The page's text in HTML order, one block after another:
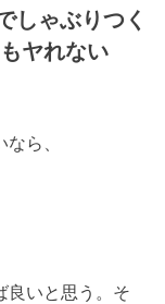
しゃぶりつく
ヤれない
ら、
良いと思う。そ